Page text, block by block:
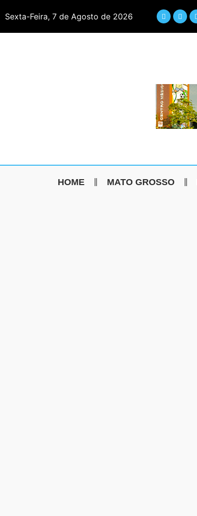
Sexta-Feira, 7 de Agosto de 2026
HOME MATO GROSSO